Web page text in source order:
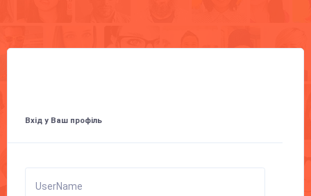
Вхід у Ваш профіль
UserName